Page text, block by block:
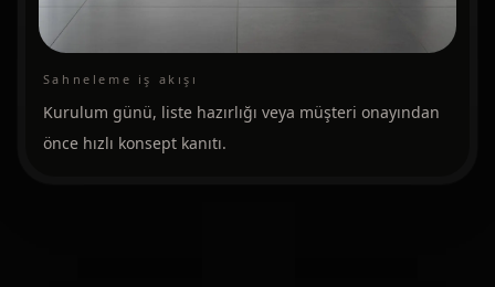
Sahneleme iş akışı
Kurulum günü, liste hazırlığı veya müşteri onayından
önce hızlı konsept kanıtı.